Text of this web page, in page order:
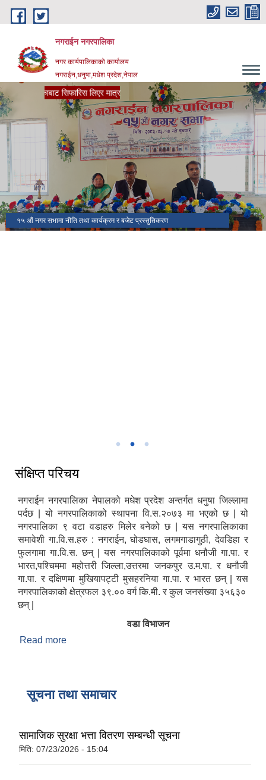
Skip to main content
नगराईन नगरपालिका
नगर कार्यपालिकाको कार्यालय
नगराईन,धनुषा,मधेश प्रदेश,नेपाल
लिएर मात्र संचालन गरौँ | जन्म.मृत्यु,बसाईसराई,विवाह र सम्बन्ध बिच्छेदन
१५ औं नगर सभामा नीति तथा कार्यक्रम र बजेट प्रस्तुतिकरण
संक्षिप्त परिचय
नगराईन नगरपालिका नेपालको मधेश प्रदेश अन्तर्गत धनुषा जिल्लामा
पर्दछ | यो नगरपालिकाको स्थापना वि.स.२०७३ मा भएको छ | यो
नगरपालिका ९ वटा वडाहरु मिलेर बनेको छ | यस नगरपालिकाका
समावेशी गा.वि.स.हरु : नगराईन, घोडघास, लगमगाडागुठी, देवडिहा र
फुलगामा गा.वि.स. छन् | यस नगरपालिकाको पूर्वमा धनौजी गा.पा. र
भारत,पश्चिममा महोत्तरी जिल्ला,उत्तरमा जनकपुर उ.म.पा. र धनौजी
गा.पा. र दक्षिणमा मुखियापट्टी मुसहरनिया गा.पा. र भारत छन् | यस
नगरपालिकाको क्षेत्रफल ३९.०० वर्ग कि.मी. र कुल जनसंख्या ३५६३०
छन् |
वडा विभाजन
Read more
सूचना तथा समाचार
सामाजिक सुरक्षा भत्ता वितरण सम्बन्धी सूचना
मिति: 07/23/2026 - 15:04